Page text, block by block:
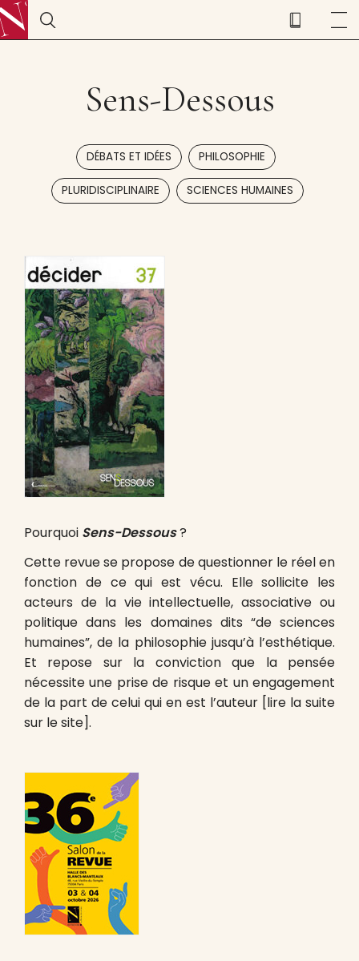
Sens-Dessous
DÉBATS ET IDÉES , PHILOSOPHIE
PLURIDISCIPLINAIRE SCIENCES HUMAINES
Pourquoi Sens-Dessous?
Cette revue se propose de questionner le réel en
fonction de ce qui est vécu. Elle sollicite les
acteurs de la vie intellectuelle, associative ou
politique dans les domaines dits “de sciences
humaines”, de la philosophie jusqu’à l’esthétique.
Et repose sur la conviction que la pensée
nécessite une prise de risque et un engagement
de la part de celui qui en est l’auteur [lire la suite
sur le site].